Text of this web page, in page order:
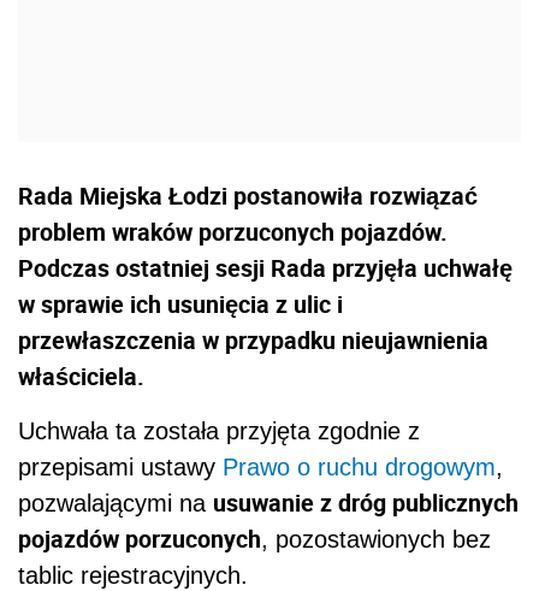
Rada Miejska Łodzi postanowiła rozwiązać
problem wraków porzuconych pojazdów.
Podczas ostatniej sesji Rada przyjęła uchwałę
w sprawie ich usunięcia z ulic i
przewłaszczenia w przypadku nieujawnienia
właściciela.
Uchwała ta została przyjęta zgodnie z
przepisami ustawy Prawo o ruchu drogowym,
pozwalającymi na usuwanie z dróg publicznych
pojazdów porzuconych, pozostawionych bez
tablic rejestracyjnych.